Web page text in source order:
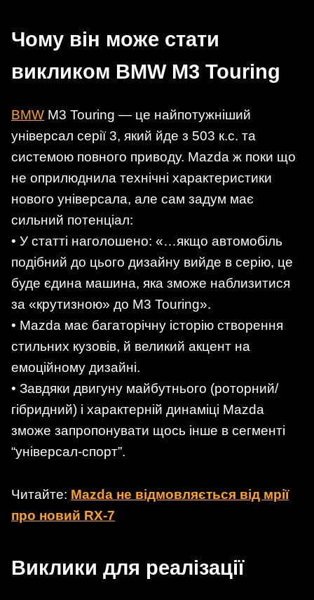
Чому він може стати
викликом BMW M3 Touring
BMW M3 Touring — це найпотужніший
універсал серії 3, який йде з 503 к.с. та
системою повного приводу. Mazda ж поки що
не оприлюднила технічні характеристики
нового універсала, але сам задум має
сильний потенціал:
• У статті наголошено: «…якщо автомобіль
подібний до цього дизайну вийде в серію, це
буде єдина машина, яка зможе наблизитися
за «крутизною» до M3 Touring».
• Mazda має багаторічну історію створення
стильних кузовів, й великий акцент на
емоційному дизайні.
• Завдяки двигуну майбутнього (роторний/
гібридний) і характерній динаміці Mazda
зможе запропонувати щось інше в сегменті
“універсал-спорт”.
Читайте: Mazda не відмовляється від мрії
про новий RX-7
Виклики для реалізації